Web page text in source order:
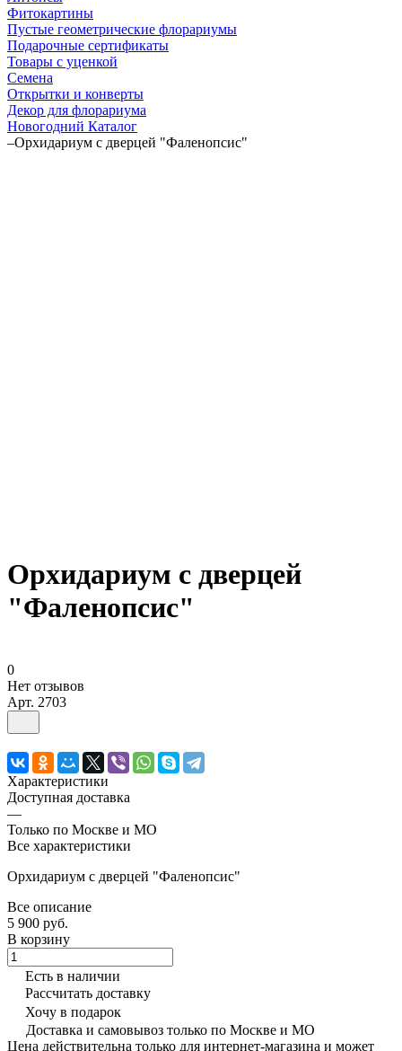
Фитокартины
Пустые геометрические флорариумы
Подарочные сертификаты
Товары с уценкой
Семена
Открытки и конверты
Декор для флорариума
Новогодний Каталог
–Орхидариум с дверцей "Фаленопсис"
Орхидариум с дверцей
"Фаленопсис"
0
Нет отзывов
Арт. 2703
Характеристики
Доступная доставка
—
Только по Москве и МО
Все характеристики
Орхидариум с дверцей "Фаленопсис"
Все описание
5 900 руб.
В корзину
Есть в наличии
Рассчитать доставку
Хочу в подарок
Доставка и самовывоз только по Москве и МО
Цена действительна только для интернет-магазина и может